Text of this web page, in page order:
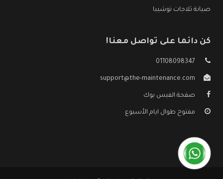
صيانة ثلاجات توشيبا
كن دائما على تواصل معنا!
01108098347
support@the-maintenance.com
صفحة الفيس بوك
مفتوح طوال ايام الأسبوع